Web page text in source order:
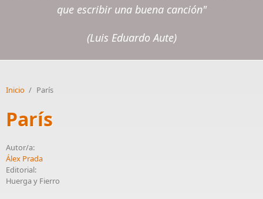
que escribir una buena canción"
(Luis Eduardo Aute)
Inicio / París
París
Autor/a:
Álex Prada
Editorial:
Huerga y Fierro